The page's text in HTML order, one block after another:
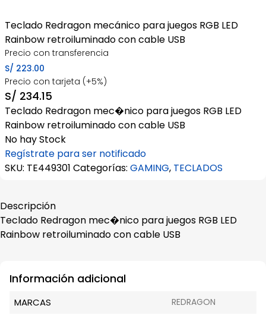
Teclado Redragon mecánico para juegos RGB LED
Rainbow retroiluminado con cable USB
Precio con transferencia
S/ 223.00
Precio con tarjeta (+5%)
S/ 234.15
Teclado Redragon mec�nico para juegos RGB LED
Rainbow retroiluminado con cable USB
No hay Stock
Regístrate para ser notificado
SKU: TE449301 Categorías: GAMING, TECLADOS
Descripción
Teclado Redragon mec�nico para juegos RGB LED
Rainbow retroiluminado con cable USB
Información adicional
MARCAS REDRAGON